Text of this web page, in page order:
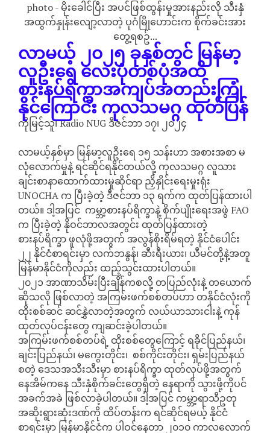
photo - မိုးခေါင်ပြီး အပင်ဖြစ်ထွန်းမှုအားနည်းလို သီးနှံ
အထွက်နှုန်းလျော့လာတဲ့ ပုဂံမြိုဟောင်းက စိုက်ခင်းအား
တွေ့ရစဥ်...
လာမယ့် ၂၀၂၅ ခုနှစ်တွင် မြန်မာ့
လူဦးရေ လေးပုံတစ်ပုံအထိ
စားနပ်ရိက္ခာအကျပ်အတည်းကြုံ
နိုင်ကြောင်း ကုလသမဂ္ဂ ထုတ်ပြန်
ကိုမြင့်သူ၊ Radio NUG ဒီဇင်ဘာ ၁၇၊ ၂၀၂၄
လာမယ့်နှစ်မှာ မြန်မာ့လူဦးရေ ၁၅ သန်းဟာ အစားအစာ မ
လုံလောက်မှုနဲ့ ရင်ဆိုင်ရနိုင်တယ်လို့ ကုလသမဂ္ဂ လူသား
ချင်းစာနာထောက်ထားမှုဆိုင်ရာ ညှိနှိုင်းရေးမှုးရုံး
UNOCHA က ပြီးခဲ့တဲ့ ဒီဇင်ဘာ ၁၃ ရက်က ထုတ်ပြန်ထားပါ
တယ်။ ဒါ့အပြင် ကမ္ဘာ့စားနပ်ရိက္ခာနဲ့ စိုက်ပျိုးရေးအဖွဲ FAO
က ပြီးခဲ့တဲ့ နိုဝင်ဘာလအတွင်း ထုတ်ပြန်ထားတဲ့
စားနပ်ရိက္ခာ ဖူလုံဖို့အတွက် အလွန်စိုးရိမ်ရတဲ့ နိုင်ငံပေါင်း
၂၂ နိုင်ငံစာရင်းမှာ လက်ဘနွန်၊ ဆီးရီးယား၊ ယီမင်တို့နဲ့အတူ
မြန်မာနိုင်ငံကိုလည်း ထည့်သွင်းထားပါတယ်။
၂၀၂၁ အာဏာသိမ်းပြီးချိန်ကစလို့ တပြည်လုံးနဲ့ တယောက်
ဆိုသလို ဖြစ်လာတဲ့ အကြမ်းဖက်စစ်တပ်ဟာ တနိုင်ငံလုံးကို
ထိုးစစ်ဆင် ဆင်နွှဲလာတဲ့အတွက် လယ်ယာသားငါးနဲ့ ကုန်
ထုတ်လုပ်ငန်းတွေ ကျဆင်းခဲ့ပါတယ်။
အကြမ်းဖက်စစ်တပ်ရဲ့ ထိုးစစ်တွေကြောင့် ရခိုင်ပြည်နယ်၊
ချင်းပြည်နယ်၊ မကွေးတိုင်း၊ စစ်ကိုင်းတိုင်း၊ ရှမ်းပြည်နယ်
စတဲ့ ဒေသအသီးသီးမှာ စားနပ်ရိက္ခာ ထုတ်လုပ်ဖို့အတွက်
နေအိမ်ကနေ သီးနှံစိုက်ခင်းတွေရှိတဲ့ နေရာကို သွားဖို့ကိုပင်
အခက်အခဲ ဖြစ်လာခဲ့ပါတယ်။ ဒါ့အပြင် ကမ္ဘာ့ရာသီဥတု
အဆိုးရွားဆုံးဒဏ်ကို ထိပ်တန်းက ရင်ဆိုင်ရမယ့် နိုင်ငံ
စာရင်းမှာ မြန်မာနိုင်ငံက ပါဝင်နေတာ ၂၀၁၀ ကာလလောက်